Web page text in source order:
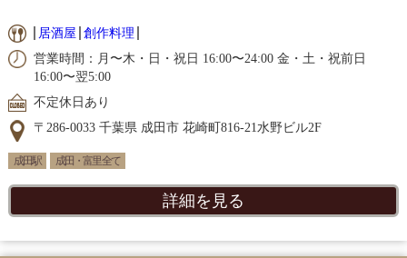
居酒屋 創作料理
営業時間：月〜木・日・祝日 16:00〜24:00 金・土・祝前日
16:00〜翌5:00
不定休日あり
〒286-0033 千葉県 成田市 花崎町816-21水野ビル2F
成田駅 成田・富里 全て
詳細を見る